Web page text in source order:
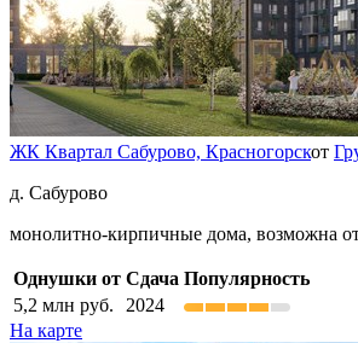
ЖК Квартал Сабурово, Красногорскот
д. Сабурово
монолитно-кирпичные дома, возможна
Однушки от Сдача Популярность
5,2 млн руб.
2024
На карте